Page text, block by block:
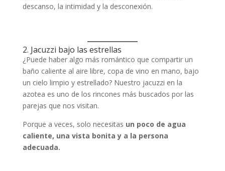
descanso, la intimidad y la desconexión.
2. Jacuzzi bajo las estrellas
¿Puede haber algo más romántico que compartir un
baño caliente al aire libre, copa de vino en mano, bajo
un cielo limpio y estrellado? Nuestro jacuzzi en la
azotea es uno de los rincones más buscados por las
parejas que nos visitan.
Porque a veces, solo necesitas un poco de agua
caliente, una vista bonita y a la persona
adecuada.